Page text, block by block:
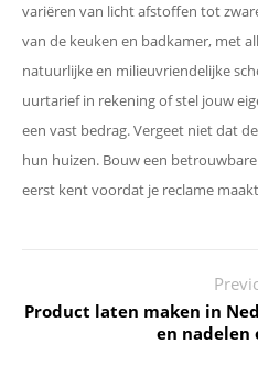
variëren van licht afstoffen tot
van de keuken en badkamer, met
natuurlijke en milieuvriendelijke
uurtarief in rekening of stel jouw
een vast bedrag. Vergeet niet dat
hun huizen. Bouw een
eerst kent voordat je reclame
Product laten maken in
en nadelen